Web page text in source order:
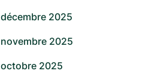
décembre 2025
novembre 2025
octobre 2025